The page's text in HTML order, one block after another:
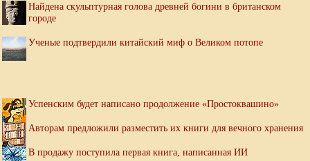
Найдена скульптурная голова древней богини в британском
городе
Ученые подтвердили китайский миф о Великом потопе
Успенским будет написано продолжение «Простоквашино»
Авторам предложили разместить их книги для вечного хранения
В продажу поступила первая книга, написанная ИИ